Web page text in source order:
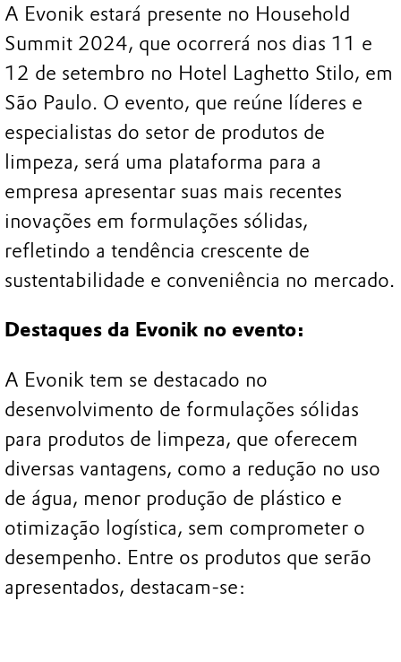
A Evonik estará presente no Household
Summit 2024, que ocorrerá nos dias 11 e
12 de setembro no Hotel Laghetto Stilo, em
São Paulo. O evento, que reúne líderes e
especialistas do setor de produtos de
limpeza, será uma plataforma para a
empresa apresentar suas mais recentes
inovações em formulações sólidas,
refletindo a tendência crescente de
sustentabilidade e conveniência no mercado.
Destaques da Evonik no evento:
A Evonik tem se destacado no
desenvolvimento de formulações sólidas
para produtos de limpeza, que oferecem
diversas vantagens, como a redução no uso
de água, menor produção de plástico e
otimização logística, sem comprometer o
desempenho. Entre os produtos que serão
apresentados, destacam-se: